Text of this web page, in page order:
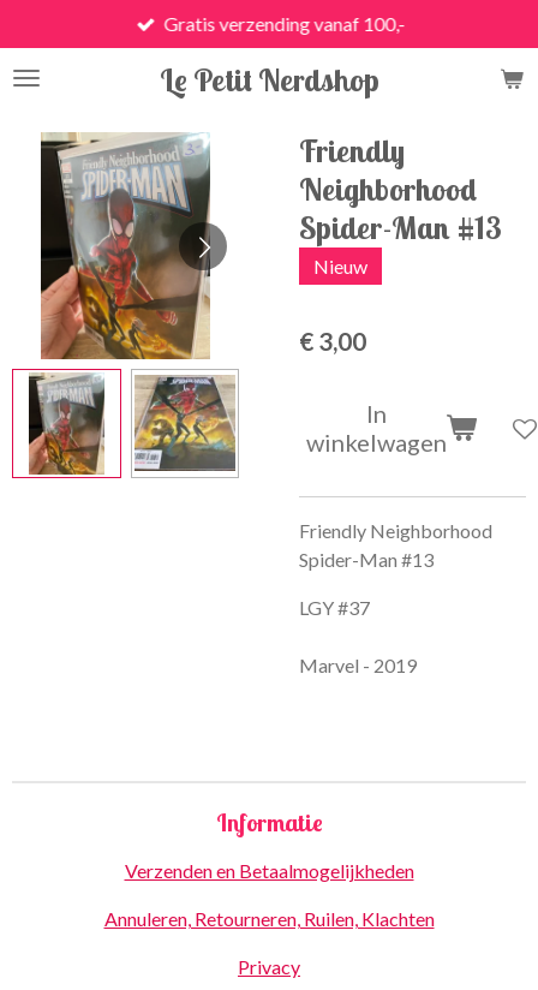
direct
naar
hoofdinhoud
Le Petit Nerdshop
Gratis verzending vanaf 100,-
Friendly
Neighborhood
Spider-Man #13
Nieuw
€ 3,00
In
winkelwagen
Friendly Neighborhood
Spider-Man #13
LGY #37
Marvel - 2019
Informatie
Verzenden en Betaalmogelijkheden
Annuleren, Retourneren, Ruilen, Klachten
Privacy